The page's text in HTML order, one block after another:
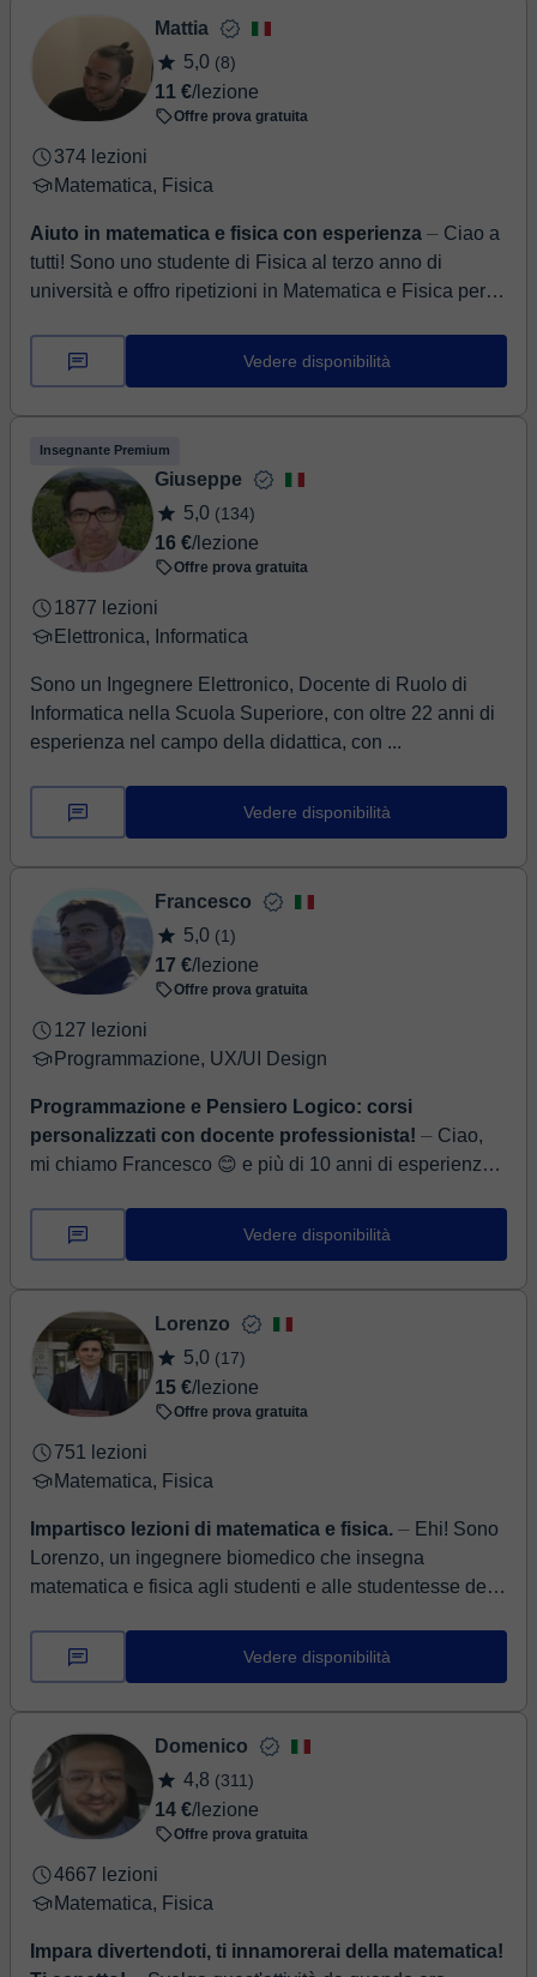
Mattia
5,0 (8)
11 €/lezione
Offre prova gratuita
374 lezioni
Matematica, Fisica
Aiuto in matematica e fisica con esperienza ⏤ Ciao a
tutti! Sono uno studente di Fisica al terzo anno di
università e offro ripetizioni in Matematica e Fisica per
Vedere disponibilità
Insegnante Premium
Giuseppe
5,0 (134)
16 €/lezione
Offre prova gratuita
1877 lezioni
Elettronica, Informatica
Sono un Ingegnere Elettronico, Docente di Ruolo di
Informatica nella Scuola Superiore, con oltre 22 anni di
esperienza nel campo della didattica, con ...
Vedere disponibilità
Francesco
5,0 (1)
17 €/lezione
Offre prova gratuita
127 lezioni
Programmazione, UX/UI Design
Programmazione e Pensiero Logico: corsi
personalizzati con docente professionista! ⏤ Ciao,
mi chiamo Francesco 😊 e più di 10 anni di esperienza
unico! ✨ Mi sono formato come develope...
Vedere disponibilità
Lorenzo
5,0 (17)
15 €/lezione
Offre prova gratuita
751 lezioni
Matematica, Fisica
Impartisco lezioni di matematica e fisica. ⏤ Ehi! Sono
Lorenzo, un ingegnere biomedico che insegna
matematica e fisica agli studenti e alle studentesse delle
Vedere disponibilità
Domenico
4,8 (311)
14 €/lezione
Offre prova gratuita
4667 lezioni
Matematica, Fisica
Impara divertendoti, ti innamorerai della matematica!